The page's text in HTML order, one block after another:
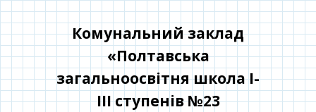
до
контенту
Комунальний заклад
«Полтавська
загальноосвітня школа І-
ІІІ ступенів №23